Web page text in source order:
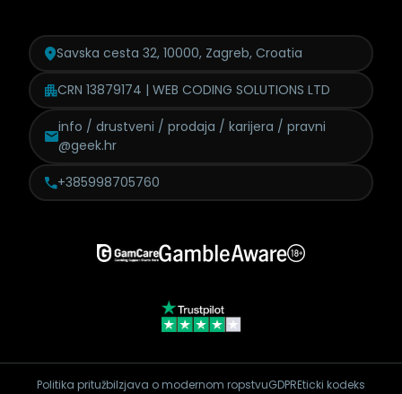
Savska cesta 32, 10000, Zagreb, Croatia
CRN 13879174 | WEB CODING SOLUTIONS LTD
info / drustveni / prodaja / karijera / pravni
@geek.hr
+385998705760
Politika pritužbiIzjava o modernom ropstvuGDPREticki kodeks